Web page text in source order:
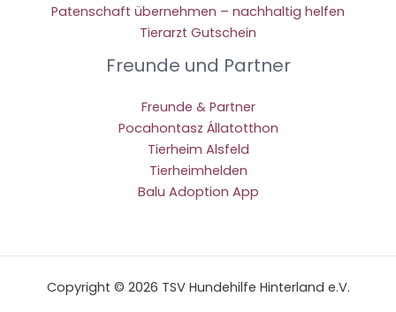
Patenschaft übernehmen – nachhaltig helfen
Tierarzt Gutschein
Freunde und Partner
Freunde & Partner
Pocahontasz Állatotthon
Tierheim Alsfeld
Tierheimhelden
Balu Adoption App
Copyright © 2026 TSV Hundehilfe Hinterland e.V.